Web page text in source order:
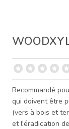
Recommandé
qui doivent être
(vers à bois et
et l'éradication